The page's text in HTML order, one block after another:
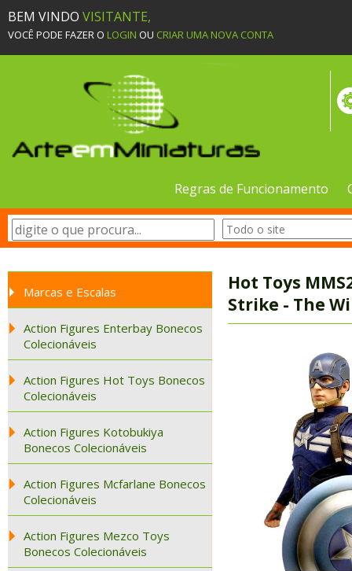
BEM VINDO VISITANTE,
VOCÊ PODE FAZER O LOGIN OU CRIAR UMA NOVA CONTA
Regras de Funcionamento
Marcas e Escalas
Action Figures Enterbay Bonecos
Colecionáveis
Action Figures Hot Toys Bonecos
Colecionáveis
Action Figures Kotobukiya
Bonecos Colecionáveis
Action Figures Mcfarlane Bonecos
Colecionáveis
Action Figures Mezco Toys
Bonecos Colecionáveis
Hot Toys
Strike - The